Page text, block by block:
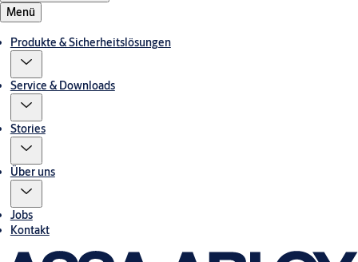
Menü
Produkte & Sicherheitslösungen
Service & Downloads
Stories
Über uns
Jobs
Kontakt